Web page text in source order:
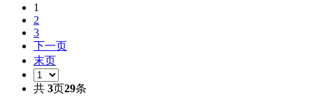
1
2
3
下一页
末页
共 3页29条